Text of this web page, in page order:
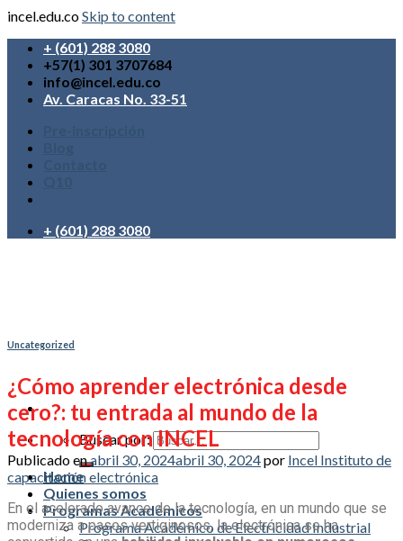
incel.edu.coSkip to content
+ (601) 288 3080
+57(1) 301 3707684
info@incel.edu.co
Av. Caracas No. 33-51
+ (601) 288 3080
Buscar por:
Home
Quienes somos
Programas Académicos
Programa Académico de Electricidad Industrial
Uncategorized
¿Cómo aprender electrónica desde
cero?: tu entrada al mundo de la
tecnología con INCEL
Publicado enabril 30, 2024abril 30, 2024por Incel Instituto de
capacitación electrónica
En el acelerado avance de la tecnología, en un mundo que se
moderniza a pasos vertiginosos, la electrónica se ha